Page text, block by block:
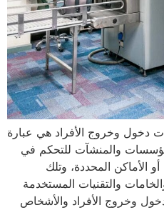
دخول وخروج الأفراد هي عبارة
والمنشآت للتحكم في
الأماكن المحددة، وتلك
والتقنيات المستخدمة
وخروج الأفراد والأشخاص